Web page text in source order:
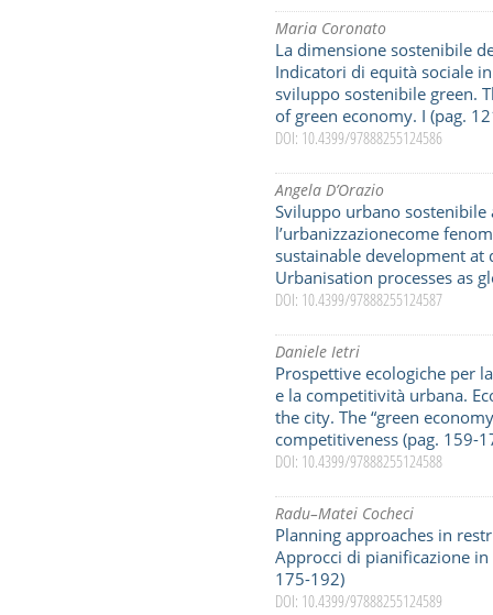
Maria Coronato
La dimensione sostenibile
Indicatori di equità sociale
sviluppo sostenibile green.
of green economy. I (pag.
DOI: 10.4399/97888255124586
Angela D’Orazio
Sviluppo urbano sostenibile
l’urbanizzazionecome
sustainable development at
Urbanisation processes as
DOI: 10.4399/97888255124587
Daniele Ietri
Prospettive ecologiche per
e la competitività urbana.
the city. The “green
competitiveness (pag. 159-
DOI: 10.4399/97888255124588
Radu–Matei Cocheci
Planning approaches in
Approcci di pianificazione
175-192)
DOI: 10.4399/97888255124589